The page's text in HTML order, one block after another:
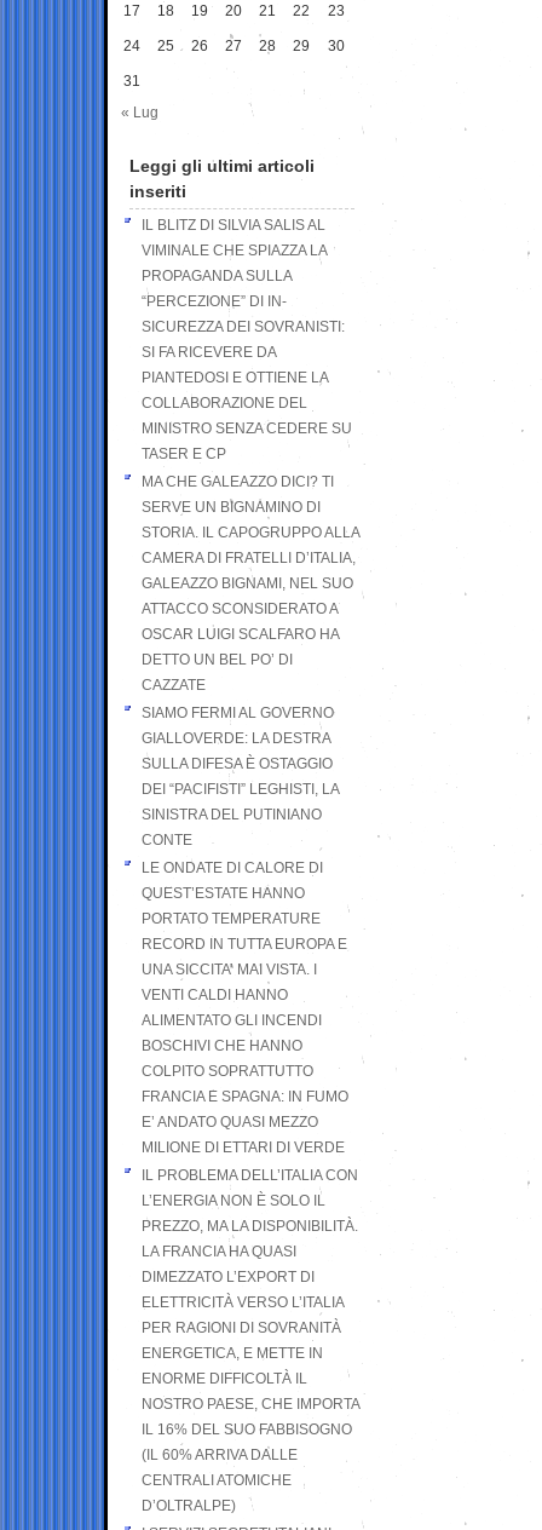
17 18 19 20 21 22 23
24 25 26 27 28 29 30
31
« Lug
Leggi gli ultimi articoli
inseriti
IL BLITZ DI SILVIA SALIS AL
VIMINALE CHE SPIAZZA LA
PROPAGANDA SULLA
“PERCEZIONE” DI IN-
SICUREZZA DEI SOVRANISTI:
SI FA RICEVERE DA
PIANTEDOSI E OTTIENE LA
COLLABORAZIONE DEL
MINISTRO SENZA CEDERE SU
TASER E CP
MA CHE GALEAZZO DICI? TI
SERVE UN BIGNAMINO DI
STORIA. IL CAPOGRUPPO ALLA
CAMERA DI FRATELLI D’ITALIA,
GALEAZZO BIGNAMI, NEL SUO
ATTACCO SCONSIDERATO A
OSCAR LUIGI SCALFARO HA
DETTO UN BEL PO’ DI
CAZZATE
SIAMO FERMI AL GOVERNO
GIALLOVERDE: LA DESTRA
SULLA DIFESA È OSTAGGIO
DEI “PACIFISTI” LEGHISTI, LA
SINISTRA DEL PUTINIANO
CONTE
LE ONDATE DI CALORE DI
QUEST’ESTATE HANNO
PORTATO TEMPERATURE
RECORD IN TUTTA EUROPA E
UNA SICCITA’ MAI VISTA. I
VENTI CALDI HANNO
ALIMENTATO GLI INCENDI
BOSCHIVI CHE HANNO
COLPITO SOPRATTUTTO
FRANCIA E SPAGNA: IN FUMO
E’ ANDATO QUASI MEZZO
MILIONE DI ETTARI DI VERDE
IL PROBLEMA DELL’ITALIA CON
L’ENERGIA NON È SOLO IL
PREZZO, MA LA DISPONIBILITÀ.
LA FRANCIA HA QUASI
DIMEZZATO L’EXPORT DI
ELETTRICITÀ VERSO L’ITALIA
PER RAGIONI DI SOVRANITÀ
ENERGETICA, E METTE IN
ENORME DIFFICOLTÀ IL
NOSTRO PAESE, CHE IMPORTA
IL 16% DEL SUO FABBISOGNO
(IL 60% ARRIVA DALLE
CENTRALI ATOMICHE
D’OLTRALPE)